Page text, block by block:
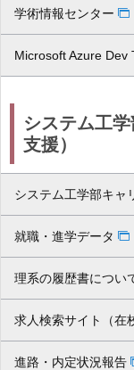
学術情報センター
Microsoft Azure Dev
システム工
支援）
システム工学部キャ
就職・進学データ
理系の履歴書につい
求人検索サイト（在
進路・内定状況報告